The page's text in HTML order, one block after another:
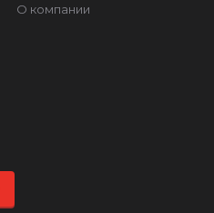
О компании